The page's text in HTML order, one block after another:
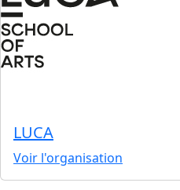
LUCA
Voir l'organisation